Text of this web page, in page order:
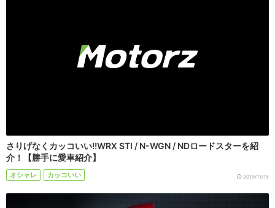
さりげなくカッコいい!!WRX STI / N-WGN / NDロードスターを紹
介！【勝手に愛車紹介】
オシャレ カッコいい 2019/11/15